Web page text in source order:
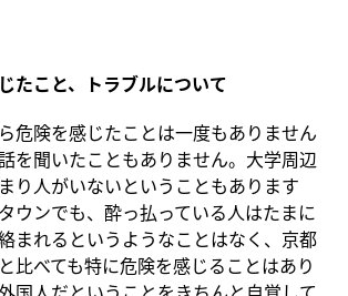
たこと、トラブルについて
危険を感じたことは一度もありません
を聞いたこともありません。大学周辺
り人がいないということもあります
ウンでも、酔っ払っている人はたまに
まれるというようなことはなく、京都
比べても特に危険を感じることはあり